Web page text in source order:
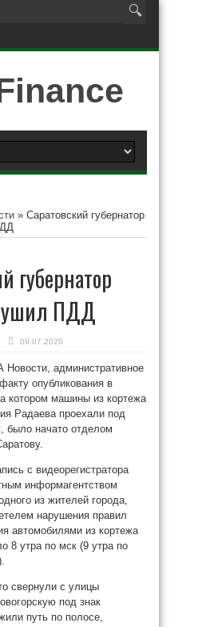
» Саратовский губернатор
губернатор
ПДД
09.07.2020
административное
опубликования в
котором машины из кортежа
Радаева проехали под
было начато отделом
с видеорегистратора
информагентством
из жителей города,
нарушения правил
автомобилями из кортежа
8 утра по мск (9 утра по
свернули с улицы
под знак
путь по полосе,